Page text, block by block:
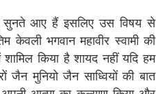
सुनते आए हैं इसलिए उस विषय से
भगवान महावीर स्वामी की
किया है शायद नहीं यदि हम
जैन मुनियो जैन साध्वियों की बात